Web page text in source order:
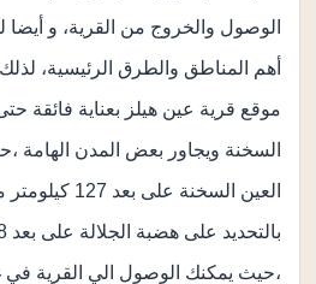
الوصول والخروج من القرية، و
أهم المناطق والطرق الرئيسية،
موقع قرية عين هيلز بعناية فائقة
السخنة ويجاور بعض المدن الهامة
العين السخنة
،حيث يمكنك الوصول الي القرية في غصون 60